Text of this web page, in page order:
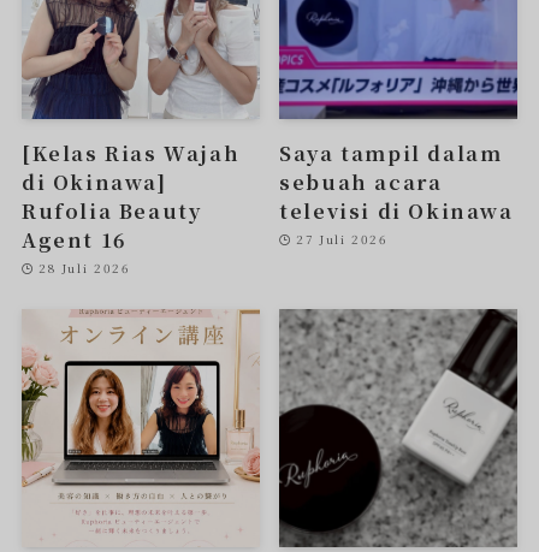
[Kelas Rias Wajah
di Okinawa]
Rufolia Beauty
Agent 16
28 Juli 2026
Saya tampil dalam
sebuah acara
televisi di Okinawa
27 Juli 2026